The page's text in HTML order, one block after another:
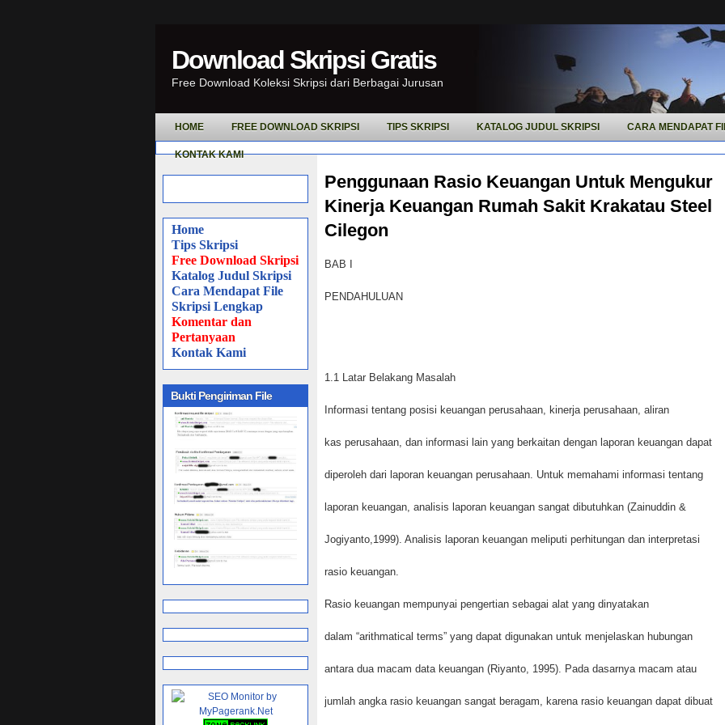
Download Skripsi Gratis
Free Download Koleksi Skripsi dari Berbagai Jurusan
HOME FREE DOWNLOAD SKRIPSI TIPS SKRIPSI KATALOG JUDUL SKRIPSI CARA MENDAPAT
KONTAK KAMI
Home
Tips Skripsi
Free Download Skripsi
Katalog Judul Skripsi
Cara Mendapat File
Skripsi Lengkap
Komentar dan
Pertanyaan
Kontak Kami
Bukti Pengiriman File
Penggunaan Rasio Keuangan Untuk Mengukur
Kinerja Keuangan Rumah Sakit Krakatau Steel
Cilegon
BAB I
PENDAHULUAN
1.1 Latar Belakang Masalah
Informasi tentang posisi keuangan perusahaan, kinerja perusahaan, aliran
kas perusahaan, dan informasi lain yang berkaitan dengan laporan keuangan dapat
diperoleh dari laporan keuangan perusahaan. Untuk memahami informasi tentang
laporan keuangan, analisis laporan keuangan sangat dibutuhkan (Zainuddin &
Jogiyanto,1999). Analisis laporan keuangan meliputi perhitungan dan interpretasi
rasio keuangan.
Rasio keuangan mempunyai pengertian sebagai alat yang dinyatakan
dalam “arithmatical terms” yang dapat digunakan untuk menjelaskan hubungan
antara dua macam data keuangan (Riyanto, 1995). Pada dasarnya macam atau
jumlah angka rasio keuangan sangat beragam, karena rasio keuangan dapat dibuat